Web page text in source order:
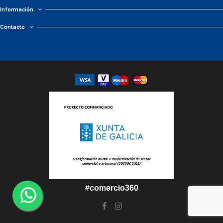
Información
Contacto
#comercio360